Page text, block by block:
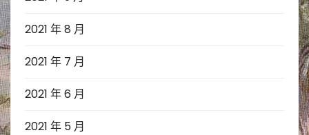
2021 年 8 月
2021 年 7 月
2021 年 6 月
2021 年 5 月